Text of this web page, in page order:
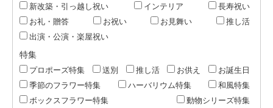
新改築・引っ越し祝い
インテリア
長寿祝い
お礼・贈答
お祝い お見舞い
推し活
出演・公演・楽屋祝い
特集
プロポーズ特集 送別 推し活 お供え
お誕生日
季節のフラワー特集
ハーバリウム特集
和風特集
ボックスフラワー特集
動物シリーズ特集